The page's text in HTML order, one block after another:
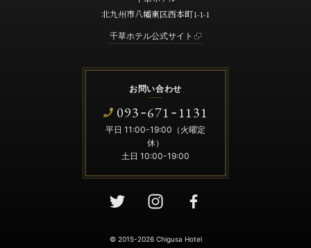
北九州市八幡東区西本町1-1-1
千草ホテル公式サイト
お問い合わせ
093-671 -1131
平日 11:00-19:00（火曜定
休）
土日 10:00-19:00
© 2015-2026 Chigusa Hotel